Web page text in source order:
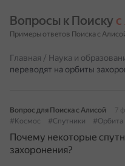
Вопросы к Поиску
Примеры ответов Поиска с
Главная / Наука и
переводят на орбиты
Вопрос для Поиска с Алисой
7
#Космос
#Спутники #Орбита
Почему некоторые
захоронения?